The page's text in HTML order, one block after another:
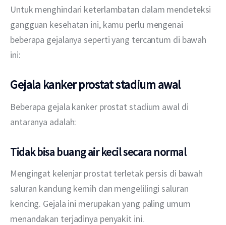
Untuk menghindari keterlambatan dalam mendeteksi
gangguan kesehatan ini, kamu perlu mengenai
beberapa gejalanya seperti yang tercantum di bawah
ini:
Gejala kanker prostat stadium awal
Beberapa gejala kanker prostat stadium awal di
antaranya adalah:
Tidak bisa buang air kecil secara normal
Mengingat kelenjar prostat terletak persis di bawah
saluran kandung kemih dan mengelilingi saluran
kencing. Gejala ini merupakan yang paling umum
menandakan terjadinya penyakit ini.